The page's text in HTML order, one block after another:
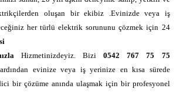
oluşan bir ekibiz .Evinizde veya iş
her türlü elektrik sorununu çözmek için 24
Hizmetinizdeyiz. Bizi0542 767 75 75
ardından evinize veya iş yerinize en kısa sürede
bir çözüme anında ulaşmak için bir profesyonel